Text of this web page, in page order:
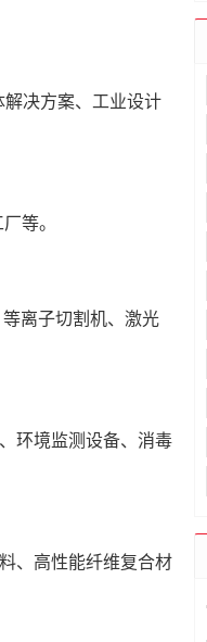
决方案、工业设计
等。
离子切割机、激光
环境监测设备、消毒
、高性能纤维复合材